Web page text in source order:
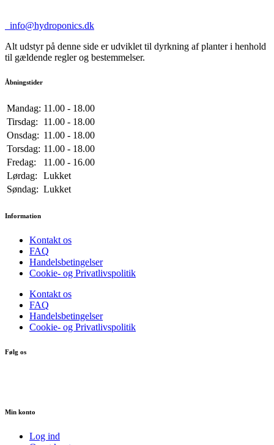
info@hydroponics.dk
Alt udstyr på denne side er udviklet til dyrkning af planter i henhold
til gældende regler og bestemmelser.
Åbningstider
Mandag: 11.00 - 18.00
Tirsdag:
11.00 - 18.00
Onsdag: 11.00 - 18.00
Torsdag: 11.00 - 18.00
Fredag:
11.00 - 16.00
Lørdag:
Lukket
Søndag: Lukket
Information
Kontakt os
FAQ
Handelsbetingelser
Cookie- og Privatlivspolitik
Kontakt os
FAQ
Handelsbetingelser
Cookie- og Privatlivspolitik
Følg os
Min konto
Log ind